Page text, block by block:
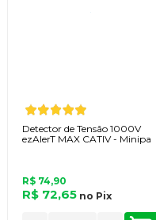
Detector de Tensão 1000V
ezAlerT MAX CATIV - Minipa
R$ 74,90
R$ 72,65 no Pix